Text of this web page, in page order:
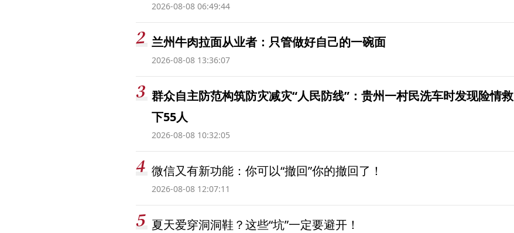
2026-08-08 06:49:44
兰州牛肉拉面从业者：只管做好自己的一碗面
2026-08-08 13:36:07
群众自主防范构筑防灾减灾“人民防线”：贵州一村民洗车时发现险情救
下55人
2026-08-08 10:32:05
微信又有新功能：你可以“撤回”你的撤回了！
2026-08-08 12:07:11
夏天爱穿洞洞鞋？这些“坑”一定要避开！